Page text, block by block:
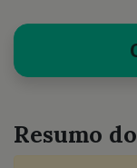
Resumo